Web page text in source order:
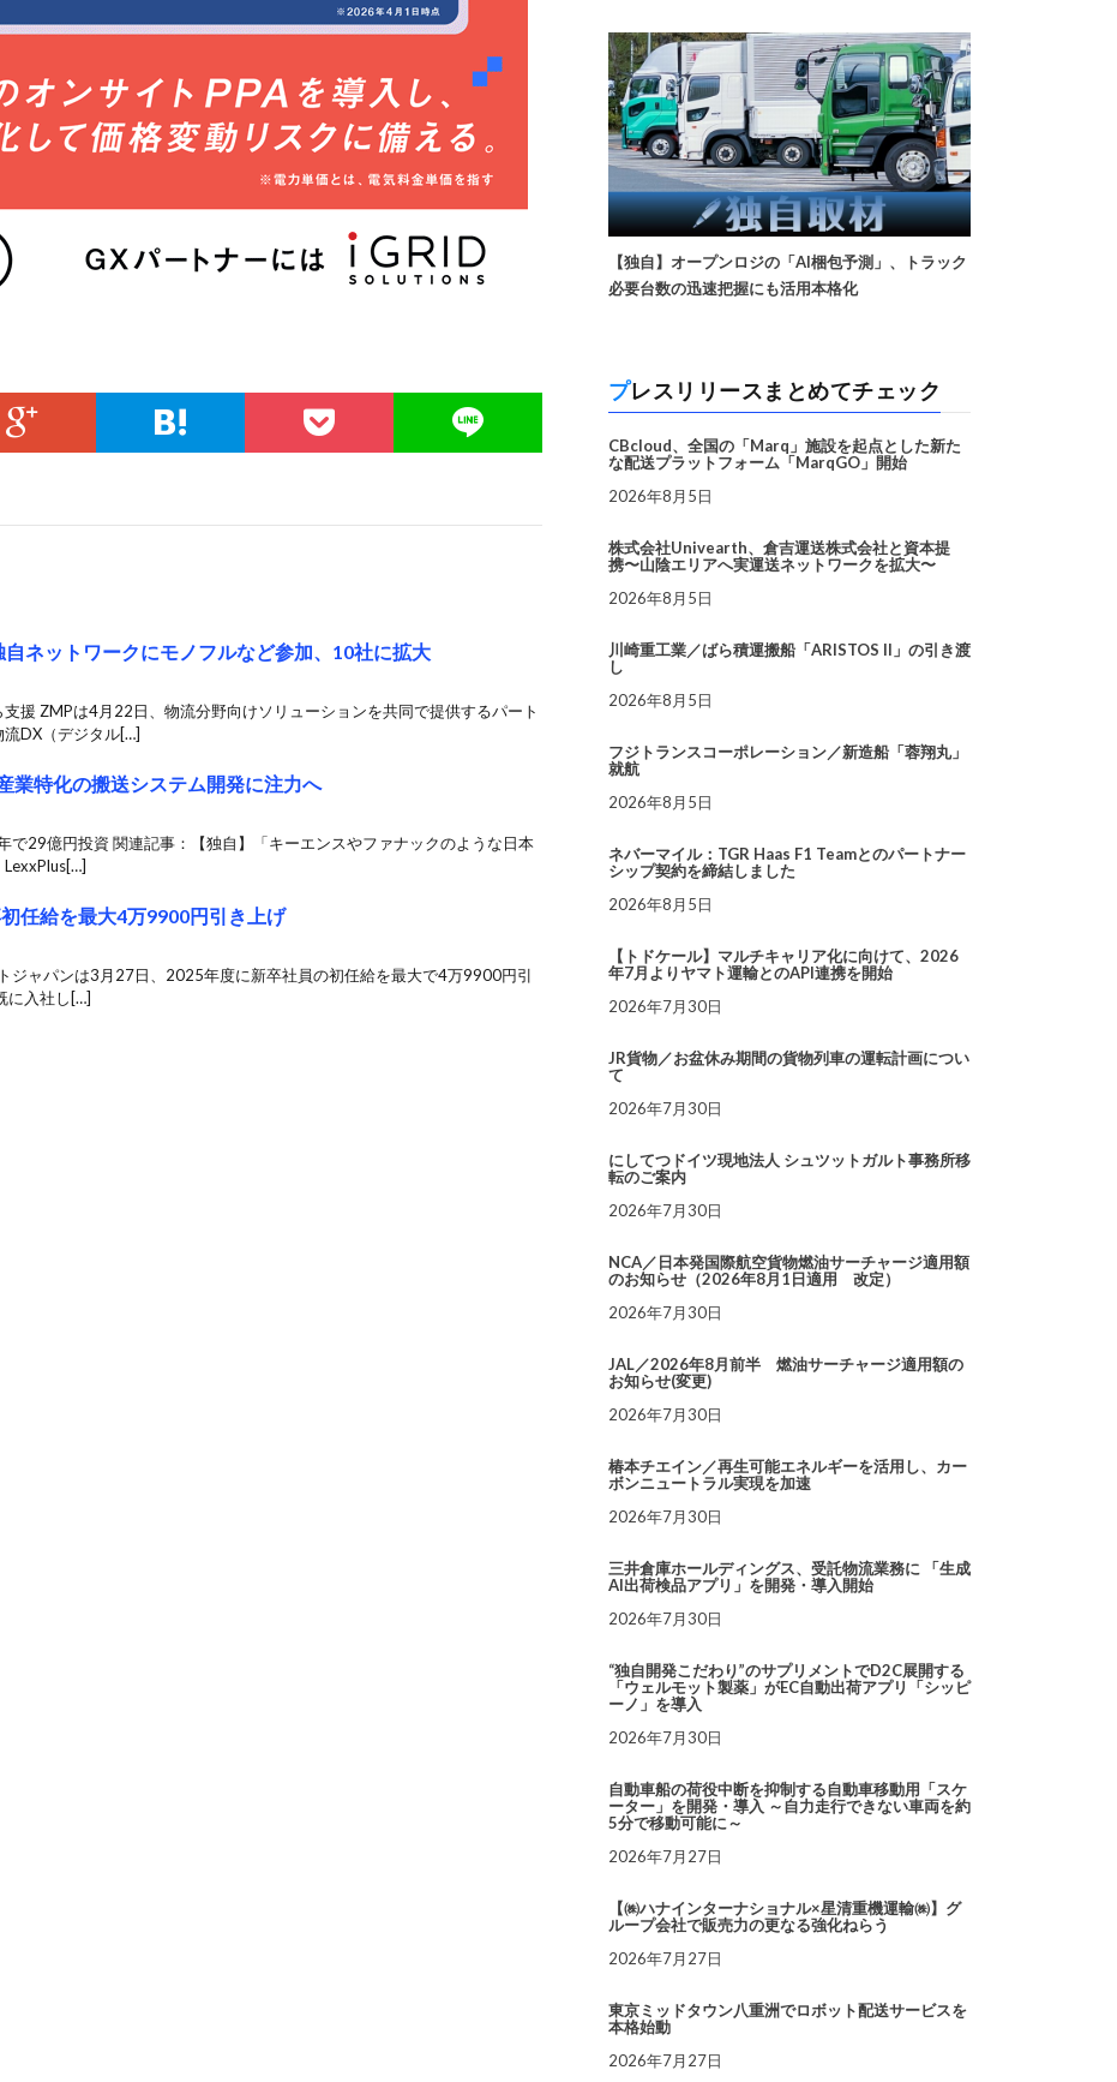
ネットワークにモノフルなど参加、10社に拡大
援 ZMPは4月22日、物流分野向けソリューションを共同で提供するパート
DX（デジタル[…]
業特化の搬送システム開発に注力へ
で29億円投資 関連記事：【独自】「キーエンスやファナックのような日本
任給を最大4万9900円引き上げ
ジャパンは3月27日、2025年度に新卒社員の初任給を最大で4万9900円引
に入社し[…]
【独自】オープンロジの「AI梱包予測」、トラック
必要台数の迅速把握にも活用本格化
プレスリリースまとめてチェック
CBcloud、全国の「Marq」施設を起点とした新た
な配送プラットフォーム「MarqGO」開始
2026年8月5日
株式会社Univearth、倉吉運送株式会社と資本提
携〜山陰エリアへ実運送ネットワークを拡大〜
2026年8月5日
川崎重工業／ばら積運搬船「ARISTOS II」の引き渡
し
2026年8月5日
フジトランスコーポレーション／新造船「蓉翔丸」
就航
2026年8月5日
ネバーマイル：TGR Haas F1 Teamとのパートナー
シップ契約を締結しました
2026年8月5日
【トドケール】マルチキャリア化に向けて、2026
年7月よりヤマト運輸とのAPI連携を開始
2026年7月30日
JR貨物／お盆休み期間の貨物列車の運転計画につい
て
2026年7月30日
にしてつドイツ現地法人 シュツットガルト事務所移
転のご案内
2026年7月30日
NCA／日本発国際航空貨物燃油サーチャージ適用額
のお知らせ（2026年8月1日適用 改定）
2026年7月30日
JAL／2026年8月前半 燃油サーチャージ適用額の
お知らせ(変更)
2026年7月30日
椿本チエイン／再生可能エネルギーを活用し、カー
ボンニュートラル実現を加速
2026年7月30日
三井倉庫ホールディングス、受託物流業務に 「生成
AI出荷検品アプリ」を開発・導入開始
2026年7月30日
“独自開発こだわり”のサプリメントでD2C展開する
「ウェルモット製薬」がEC自動出荷アプリ「シッピ
ーノ」を導入
2026年7月30日
自動車船の荷役中断を抑制する自動車移動用「スケ
ーター」を開発・導入 ～自力走行できない車両を約
5分で移動可能に～
2026年7月27日
【㈱ハナインターナショナル×星清重機運輸㈱】グ
ループ会社で販売力の更なる強化ねらう
2026年7月27日
東京ミッドタウン八重洲でロボット配送サービスを
本格始動
2026年7月27日